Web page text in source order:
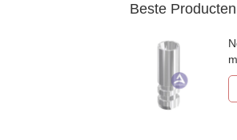
Beste Producten